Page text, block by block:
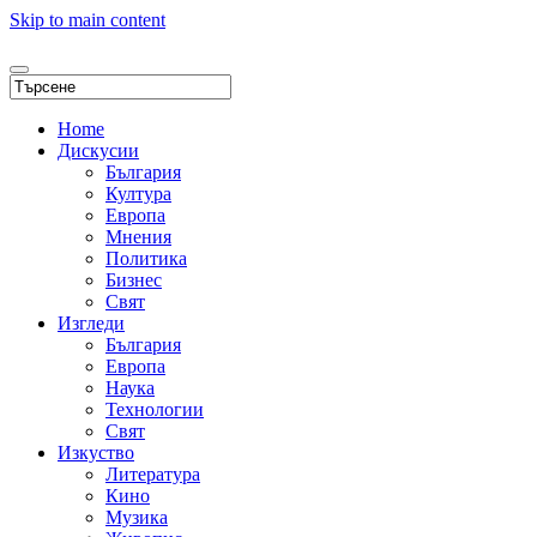
Skip to main content
Home
Дискусии
България
Култура
Европа
Мнения
Политика
Бизнес
Свят
Изгледи
България
Европа
Наука
Технологии
Свят
Изкуство
Литература
Кино
Музика